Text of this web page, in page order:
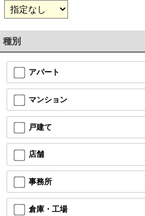
種別
アパート
マンション
戸建て
店舗
事務所
倉庫・工場